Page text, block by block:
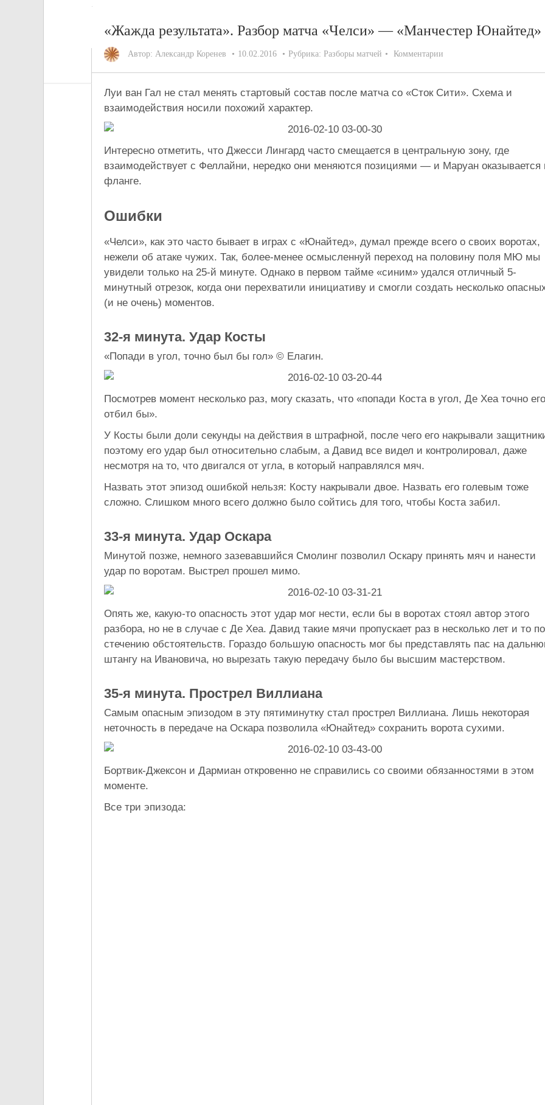
«Жажда результата». Разбор матча «Челси» — «Манчестер Юнайтед»
Автор: Александр Коренев 10.02.2016 Рубрика: Разборы матчей Комментарии
Луи ван Гал не стал менять стартовый состав после матча со «Сток Сити». Схема и
взаимодействия носили похожий характер.
Интересно отметить, что Джесси Лингард часто смещается в центральную зону, где
взаимодействует с Феллайни, нередко они меняются позициями — и Маруан оказывается
фланге.
Ошибки
«Челси», как это часто бывает в играх с «Юнайтед», думал прежде всего о своих воротах,
нежели об атаке чужих. Так, более-менее осмысленнуй переход на половину поля МЮ мы
увидели только на 25-й минуте. Однако в первом тайме «синим» удался отличный 5-
минутный отрезок, когда они перехватили инициативу и смогли создать несколько
(и не очень) моментов.
32-я минута. Удар Косты
«Попади в угол, точно был бы гол» © Елагин.
Посмотрев момент несколько раз, могу сказать, что «попади Коста в угол, Де Хеа точно его
отбил бы».
У Косты были доли секунды на действия в штрафной, после чего его накрывали
поэтому его удар был относительно слабым, а Давид все видел и контролировал, даже
несмотря на то, что двигался от угла, в который направлялся мяч.
Назвать этот эпизод ошибкой нельзя: Косту накрывали двое. Назвать его голевым тоже
сложно. Слишком много всего должно было сойтись для того, чтобы Коста забил.
33-я минута. Удар Оскара
Минутой позже, немного зазевавшийся Смолинг позволил Оскару принять мяч и нанести
удар по воротам. Выстрел прошел мимо.
Опять же, какую-то опасность этот удар мог нести, если бы в воротах стоял автор этого
разбора, но не в случае с Де Хеа. Давид такие мячи пропускает раз в несколько лет и то по
стечению обстоятельств. Гораздо большую опасность мог бы представлять пас на
штангу на Ивановича, но вырезать такую передачу было бы высшим мастерством.
35-я минута. Прострел Виллиана
Самым опасным эпизодом в эту пятиминутку стал прострел Виллиана. Лишь некоторая
неточность в передаче на Оскара позволила «Юнайтед» сохранить ворота сухими.
Бортвик-Джексон и Дармиан откровенно не справились со своими обязанностями в этом
моменте.
Все три эпизода: